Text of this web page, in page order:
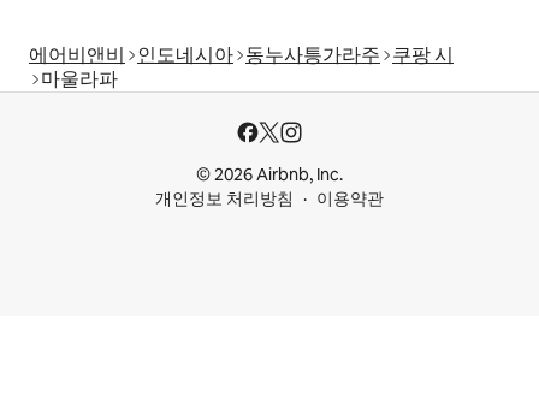
에어비앤비 인도네시아 동누사틍가라주 쿠팡 시
마울라파
© 2026 Airbnb, Inc.
개인정보 처리방침
이용약관